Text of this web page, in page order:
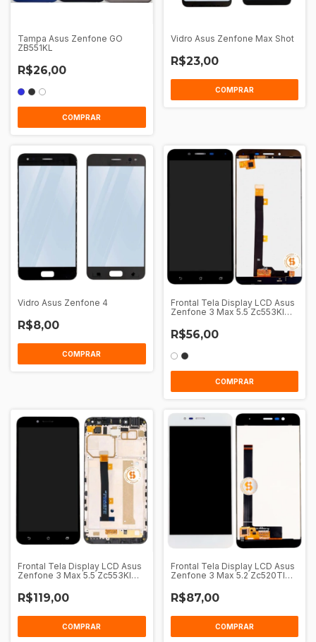
Tampa Asus Zenfone GO
ZB551KL
R$26,00
COMPRAR
Vidro Asus Zenfone Max Shot
R$23,00
COMPRAR
Vidro Asus Zenfone 4
R$8,00
COMPRAR
Frontal Tela Display LCD Asus
Zenfone 3 Max 5.5 Zc553Kl
R$56,00
COMPRAR
Frontal Tela Display LCD Asus
Zenfone 3 Max 5.5 Zc553Kl
R$119,00
COMPRAR
Frontal Tela Display LCD Asus
Zenfone 3 Max 5.2 Zc520Tl
R$87,00
COMPRAR